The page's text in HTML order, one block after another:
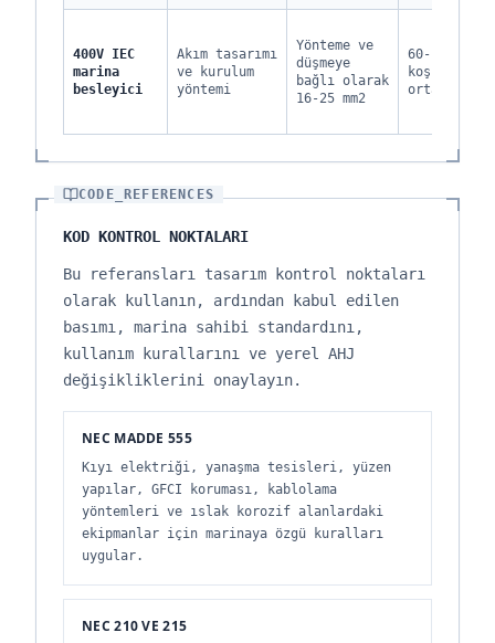
400V IEC
marina
besleyici
Akım tasarımı
ve kurulum
yöntemi
Yönteme ve
düşmeye
bağlı olarak
16-25 mm2
60-100 m
koşularda
orta
CODE_REFERENCES
KOD KONTROL NOKTALARI
Bu referansları tasarım kontrol noktaları
olarak kullanın, ardından kabul edilen
basımı, marina sahibi standardını,
kullanım kurallarını ve yerel AHJ
değişikliklerini onaylayın.
NEC MADDE 555
Kıyı elektriği, yanaşma tesisleri, yüzen
yapılar, GFCI koruması, kablolama
yöntemleri ve ıslak korozif alanlardaki
ekipmanlar için marinaya özgü kuralları
uygular.
NEC 210 VE 215